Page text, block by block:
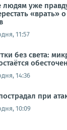
людям уже
«врать»
11:57
без света:
14:36
при
10:09